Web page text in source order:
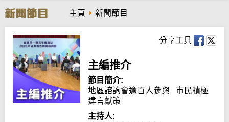
r
c
h
主頁 新聞節目
分享工具
主編推介
節目簡介:
地區諮詢會逾百人參與   市民積極
建言獻策
主持人: